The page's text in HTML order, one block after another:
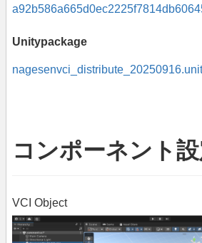
Unitypackage
コンポーネント
VCI Object